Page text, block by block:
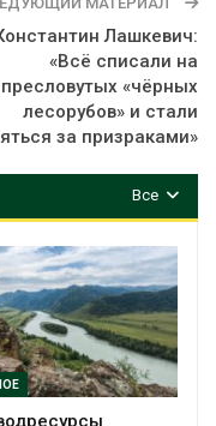
Лашкевич:
«Всё списали на
пресловутых «чёрных
лесорубов» и стали
за призраками»
Все